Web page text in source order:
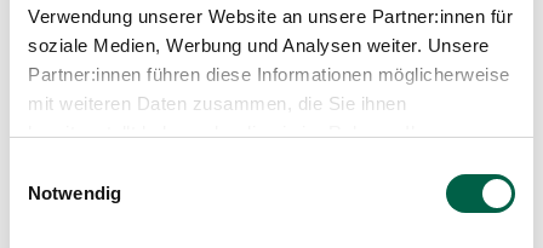
Verwendung unserer Website an unsere Partner:innen für
soziale Medien, Werbung und Analysen weiter. Unsere
Partner:innen führen diese Informationen möglicherweise
mit weiteren Daten zusammen, die Sie ihnen
bereitgestellt haben oder die sie im Rahmen Ihrer
Notwendig
Offene und minimalinvasive Chirurgie der
Bauchhöhle und der Bauchwand
Kolon-Chirurgie
Chirurgische Behandlung der Endometriose
Allgemein-Chirurgie und Traumatologie